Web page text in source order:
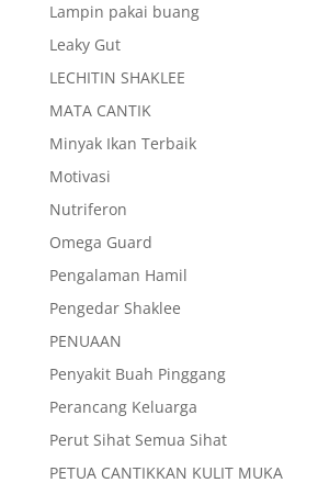
Lampin pakai buang
Leaky Gut
LECHITIN SHAKLEE
MATA CANTIK
Minyak Ikan Terbaik
Motivasi
Nutriferon
Omega Guard
Pengalaman Hamil
Pengedar Shaklee
PENUAAN
Penyakit Buah Pinggang
Perancang Keluarga
Perut Sihat Semua Sihat
PETUA CANTIKKAN KULIT MUKA